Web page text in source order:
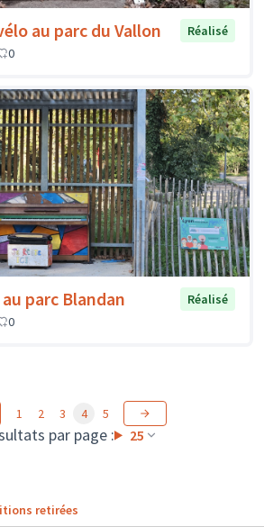
au parc du Vallon
Réalisé
0
parc Blandan
Réalisé
0
par page : 25
1 2 3 4 5
retirées